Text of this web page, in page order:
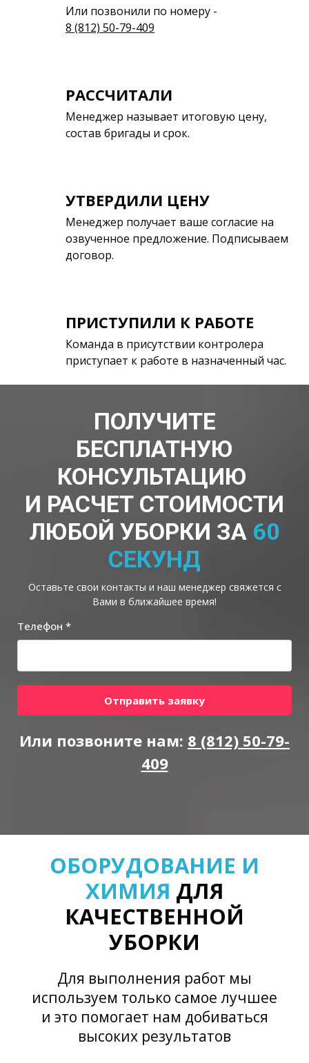
Или позвонили по номеру -
8 (812) 50-79-409
РАССЧИТАЛИ
Менеджер называет итоговую цену,
состав бригады и срок.
УТВЕРДИЛИ ЦЕНУ
Менеджер получает ваше согласие на
озвученное предложение. Подписываем
договор.
ПРИСТУПИЛИ К РАБОТЕ
Команда в присутствии контролера
приступает к работе в назначенный час.
ПОЛУЧИТЕ
БЕСПЛАТНУЮ
КОНСУЛЬТАЦИЮ
И РАСЧЕТ СТОИМОСТИ
ЛЮБОЙ УБОРКИ ЗА 60
СЕКУНД
Оставьте свои контакты и наш менеджер свяжется с
Вами в ближайшее время!
Телефон *
Отправить заявку
Или позвоните нам: 8 (812) 50-79-
409
ОБОРУДОВАНИЕ И
ХИМИЯ ДЛЯ
КАЧЕСТВЕННОЙ
УБОРКИ
Для выполнения работ мы
используем только самое лучшее
и это помогает нам добиваться
высоких результатов